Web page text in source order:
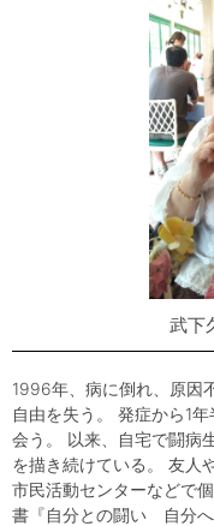
武下
1996年、病に倒れ、原因
自由を失う。 発症から1
会う。 以来、自宅で闘病
を描き続けている。 友人
市民活動センターなどで
書『自分との闘い 自分